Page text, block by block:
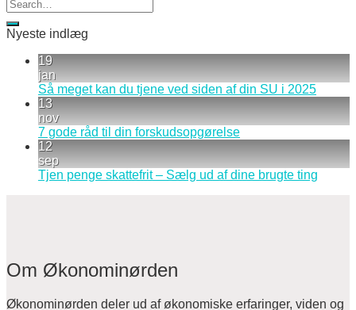
Nyeste indlæg
19
jan
Så meget kan du tjene ved siden af din SU i 2025
13
nov
7 gode råd til din forskudsopgørelse
12
sep
Tjen penge skattefrit – Sælg ud af dine brugte ting
Om Økonominørden
Økonominørden deler ud af økonomiske erfaringer, viden og